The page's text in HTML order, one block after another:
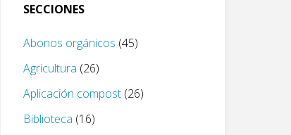
SECCIONES
Abonos orgánicos (45)
Agricultura (26)
Aplicación compost (26)
Biblioteca (16)